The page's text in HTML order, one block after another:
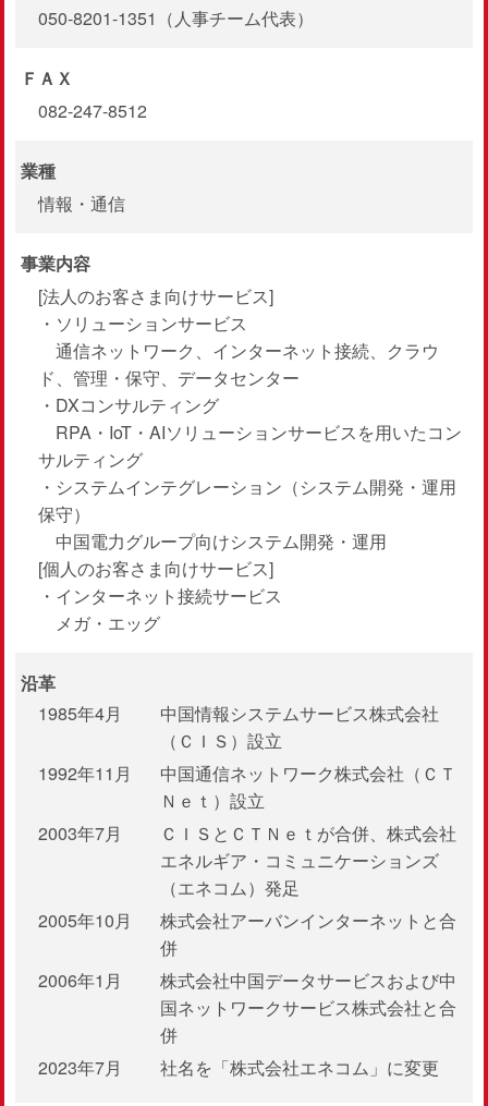
050-8201-1351（人事チーム代表）
ＦＡＸ
082-247-8512
業種
情報・通信
事業内容
[法人のお客さま向けサービス]
・ソリューションサービス
通信ネットワーク、インターネット接続、クラウ
ド、管理・保守、データセンター
・DXコンサルティング
RPA・IoT・AIソリューションサービスを用いたコン
サルティング
・システムインテグレーション（システム開発・運用
保守）
中国電力グループ向けシステム開発・運用
[個人のお客さま向けサービス]
・インターネット接続サービス
メガ・エッグ
沿革
1985年4月
中国情報システムサービス株式会社
（ＣＩＳ）設立
1992年11月
中国通信ネットワーク株式会社（ＣＴ
Ｎｅｔ）設立
2003年7月
ＣＩＳとＣＴＮｅｔが合併、株式会社
エネルギア・コミュニケーションズ
（エネコム）発足
2005年10月
株式会社アーバンインターネットと合
併
2006年1月
株式会社中国データサービスおよび中
国ネットワークサービス株式会社と合
併
2023年7月
社名を「株式会社エネコム」に変更